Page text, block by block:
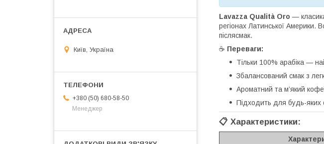
Lavazza Qualità Oro —
регіонах Латинської Америки.
післясмак.
☕ Переваги:
Тільки 100% арабіка —
Збалансований смак з
Ароматний та м’який
Підходить для будь-яких
📋 Характеристики:
Київ, Україна
+380 (50) 680-58-50
Менеджер